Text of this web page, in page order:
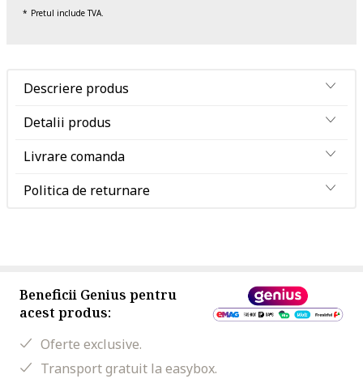
Pretul include TVA.
Descriere produs
Detalii produs
Livrare comanda
Politica de returnare
Beneficii Genius pentru
acest produs:
Oferte exclusive.
Transport gratuit la easybox.